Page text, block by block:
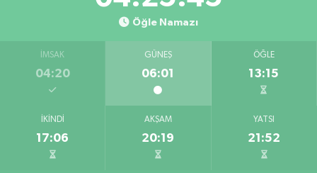
Öğle Namazı
İMSAK
04:20
GÜNEŞ
06:01
ÖĞLE
13:15
İKINDI
17:06
AKŞAM
20:19
YATSI
21:52